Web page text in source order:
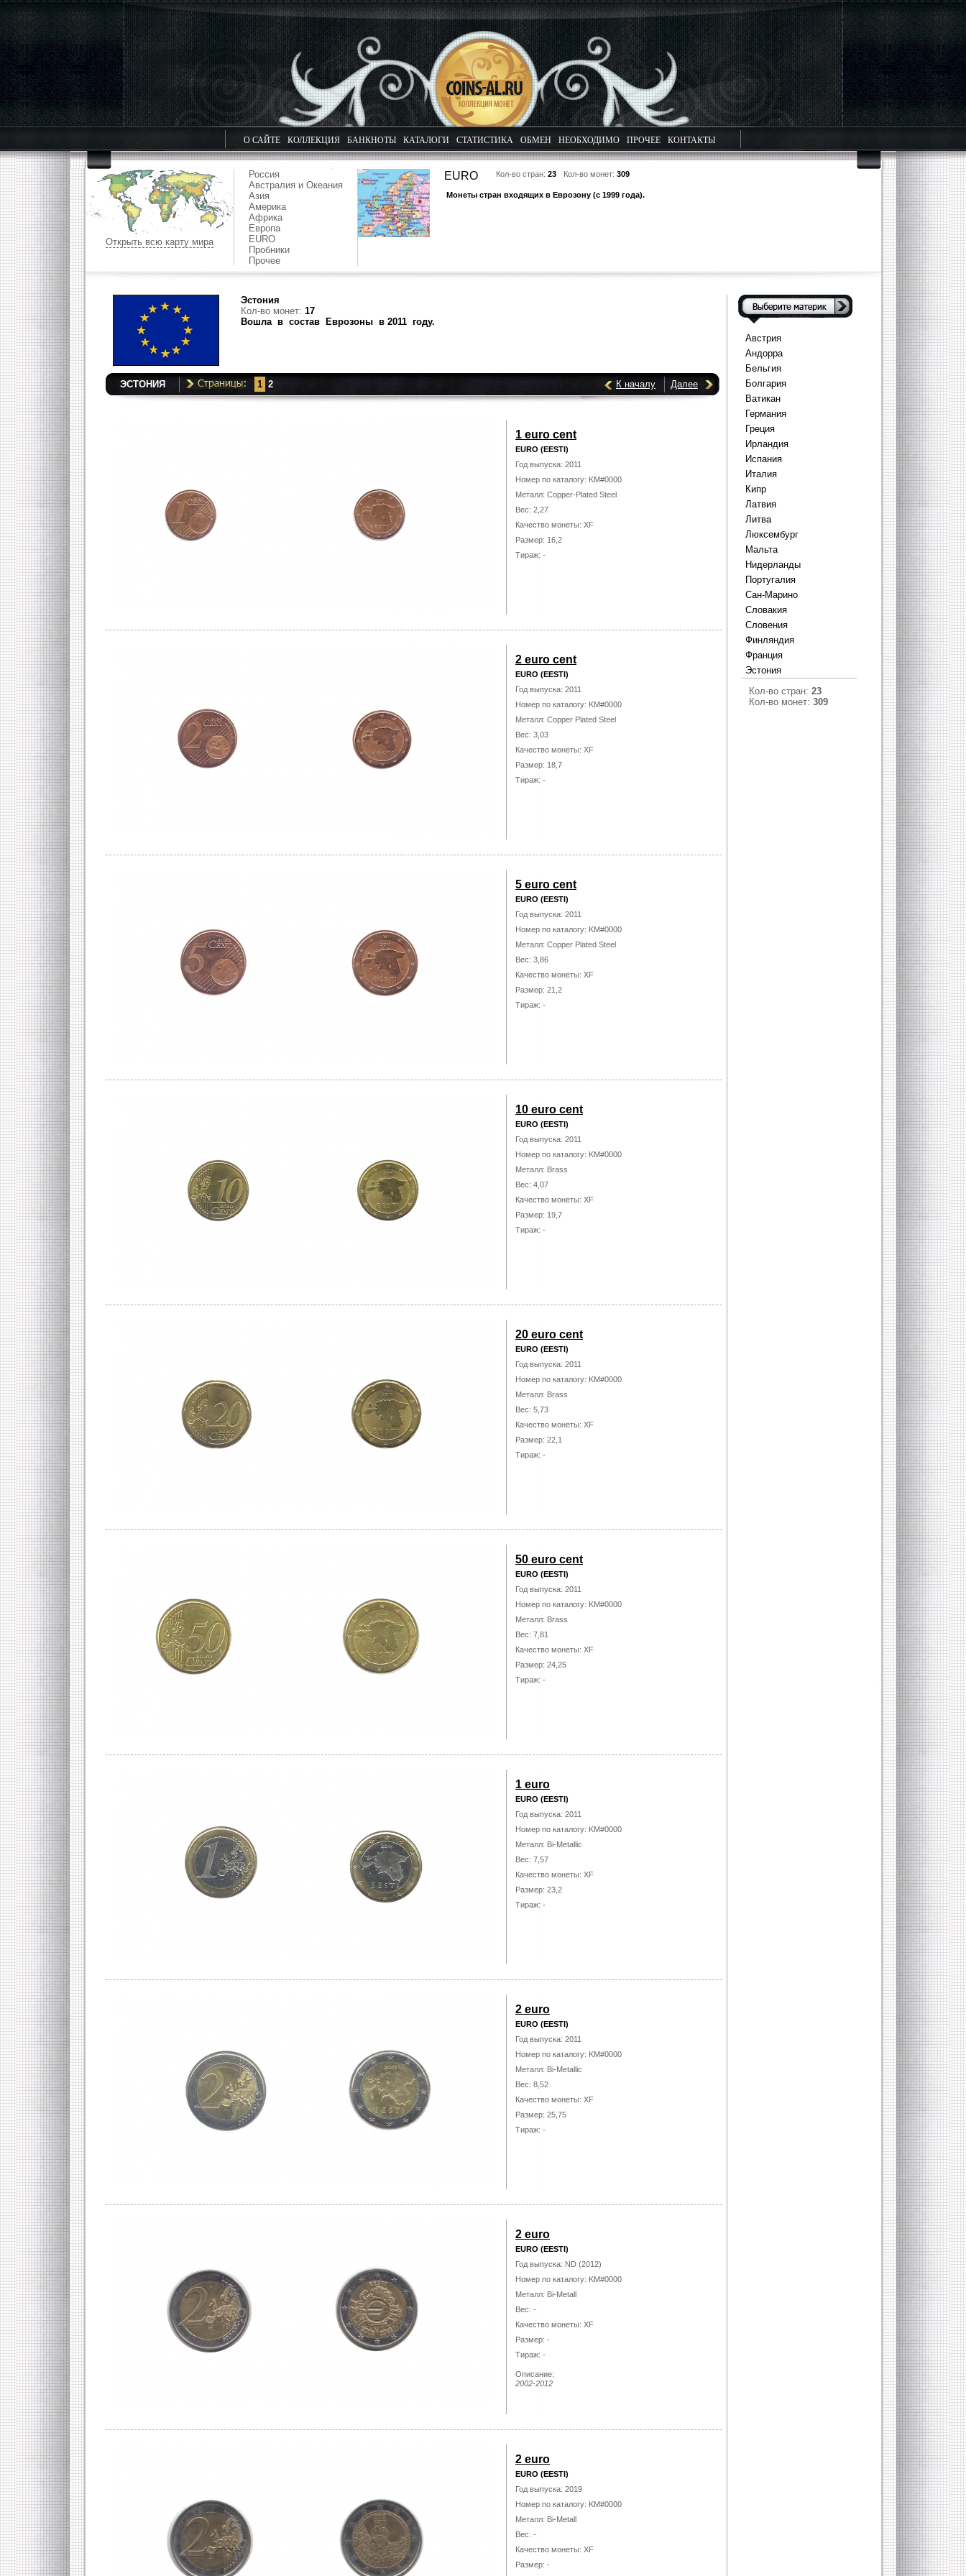
О САЙТЕ КОЛЛЕКЦИЯ БАНКНОТЫ КАТАЛОГИ СТАТИСТИКА ОБМЕН НЕОБХОДИМО ПРОЧЕЕ КОНТАКТЫ
Открыть всю карту мира
Россия
Австралия и Океания
Азия
Америка
Африка
Европа
EURO
Пробники
Прочее
EURO Кол-во стран: 23 Кол-во монет: 309
Монеты стран входящих в Еврозону (с 1999 года).
Австрия
Андорра
Бельгия
Болгария
Ватикан
Германия
Греция
Ирландия
Испания
Италия
Кипр
Латвия
Литва
Люксембург
Мальта
Нидерланды
Португалия
Сан-Марино
Словакия
Словения
Финляндия
Франция
Эстония
Кол-во стран: 23
Кол-во монет: 309
Эстония
Кол-во монет: 17
Вошла в состав Еврозоны в 2011 году.
ЭСТОНИЯ 1 2 К началу Далее
1 euro cent
EURO (EESTI)
Год выпуска: 2011
Номер по каталогу: KM#0000
Металл: Copper-Plated Steel
Вес: 2,27
Качество монеты: XF
Размер: 16,2
Тираж: -
2 euro cent
EURO (EESTI)
Год выпуска: 2011
Номер по каталогу: KM#0000
Металл: Copper Plated Steel
Вес: 3,03
Качество монеты: XF
Размер: 18,7
Тираж: -
5 euro cent
EURO (EESTI)
Год выпуска: 2011
Номер по каталогу: KM#0000
Металл: Copper Plated Steel
Вес: 3,86
Качество монеты: XF
Размер: 21,2
Тираж: -
10 euro cent
EURO (EESTI)
Год выпуска: 2011
Номер по каталогу: KM#0000
Металл: Brass
Вес: 4,07
Качество монеты: XF
Размер: 19,7
Тираж: -
20 euro cent
EURO (EESTI)
Год выпуска: 2011
Номер по каталогу: KM#0000
Металл: Brass
Вес: 5,73
Качество монеты: XF
Размер: 22,1
Тираж: -
50 euro cent
EURO (EESTI)
Год выпуска: 2011
Номер по каталогу: KM#0000
Металл: Brass
Вес: 7,81
Качество монеты: XF
Размер: 24,25
Тираж: -
1 euro
EURO (EESTI)
Год выпуска: 2011
Номер по каталогу: KM#0000
Металл: Bi-Metallic
Вес: 7,57
Качество монеты: XF
Размер: 23,2
Тираж: -
2 euro
EURO (EESTI)
Год выпуска: 2011
Номер по каталогу: KM#0000
Металл: Bi-Metallic
Вес: 8,52
Качество монеты: XF
Размер: 25,75
Тираж: -
2 euro
EURO (EESTI)
Год выпуска: ND (2012)
Номер по каталогу: KM#0000
Металл: Bi-Metall
Вес: -
Качество монеты: XF
Размер: -
Тираж: -
Описание:
2002-2012
2 euro
EURO (EESTI)
Год выпуска: 2019
Номер по каталогу: KM#0000
Металл: Bi-Metall
Вес: -
Качество монеты: XF
Размер: -